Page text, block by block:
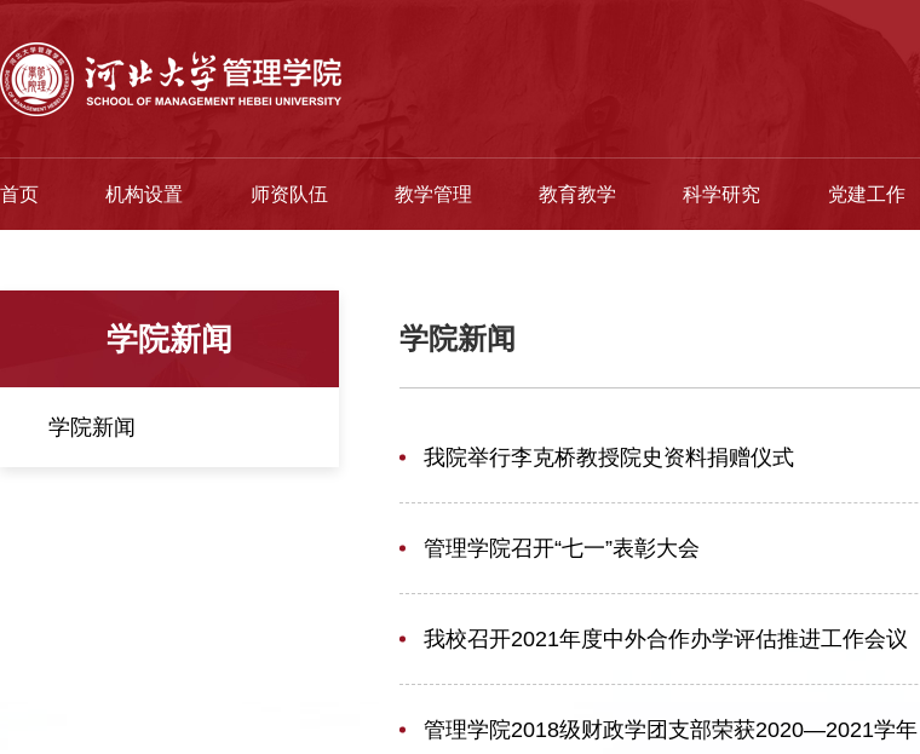
首页 机构设置 师资队伍 教学管理 教育教学 科学研究 党建工作
学院新闻
学院新闻
学院新闻
我院举行李克桥教授院史资料捐赠仪式
管理学院召开“七一”表彰大会
我校召开2021年度中外合作办学评估推进工作会议
管理学院2018级财政学团支部荣获2020—2021学